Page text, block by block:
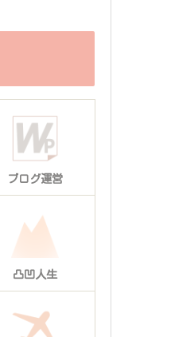
ブログ運営
凸凹人生